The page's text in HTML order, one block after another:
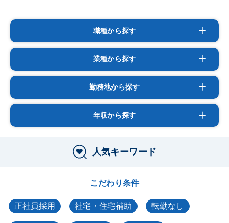
職種から探す
業種から探す
勤務地から探す
年収から探す
人気キーワード
こだわり条件
正社員採用 社宅・住宅補助 転勤なし